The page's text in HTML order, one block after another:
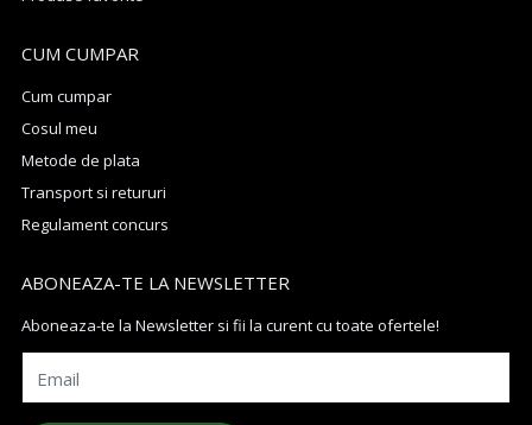
CUM CUMPAR
Cum cumpar
Cosul meu
Metode de plata
Transport si retururi
Regulament concurs
ABONEAZA-TE LA NEWSLETTER
Aboneaza-te la Newsletter si fii la curent cu toate ofertele!
Email